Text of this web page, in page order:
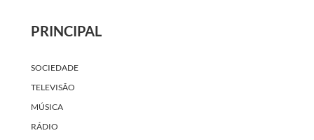
PRINCIPAL
SOCIEDADE
TELEVISÃO
MÚSICA
RÁDIO